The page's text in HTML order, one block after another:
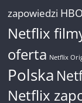
zapowiedzi
Netflix
oferta Netflix
Polska
Netflix